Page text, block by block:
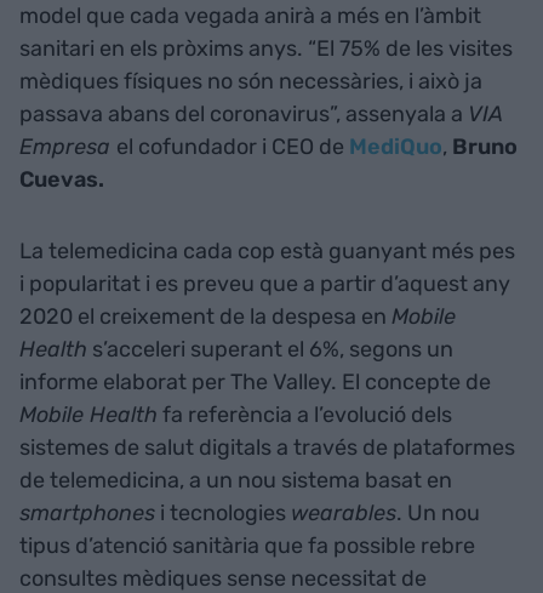
model que cada vegada anirà a més en l’àmbit
sanitari en els pròxims anys. “El 75% de les visites
mèdiques físiques no són necessàries, i això ja
passava abans del coronavirus”, assenyala a VIA
Empresa el cofundador i CEO de MediQuo, Bruno
Cuevas.
La telemedicina cada cop està guanyant més pes
i popularitat i es preveu que a partir d’aquest any
2020 el creixement de la despesa en Mobile
Health s’acceleri superant el 6%, segons un
informe elaborat per The Valley. El concepte de
Mobile Health fa referència a l’evolució dels
sistemes de salut digitals a través de plataformes
de telemedicina, a un nou sistema basat en
smartphones i tecnologies wearables. Un nou
tipus d’atenció sanitària que fa possible rebre
consultes mèdiques sense necessitat de